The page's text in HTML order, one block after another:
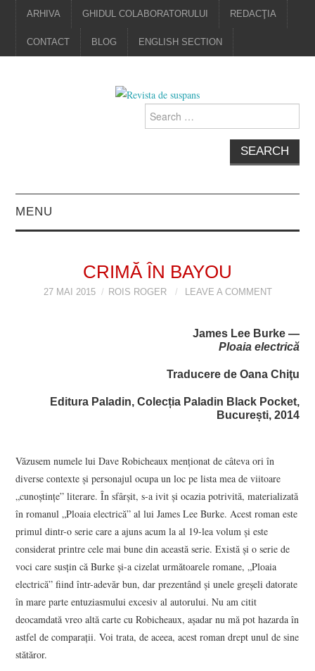
ARHIVA GHIDUL COLABORATORULUI REDACŢIA
CONTACT BLOG ENGLISH SECTION
Search
for:
MENU
NUMĂRUL 48 /
MARTIE 2018
NUMĂRUL 49 /
APRILIE 2018
CRIMĂ ÎN BAYOU
27 MAI 2015 ROIS ROGER LEAVE A COMMENT
James Lee Burke —
Ploaia electrică
Traducere de Oana Chiţu
Editura Paladin, Colecția Paladin Black Pocket,
București, 2014
Văzusem numele lui Dave Robicheaux menţionat de câteva ori în
diverse contexte şi personajul ocupa un loc pe lista mea de viitoare
„cunoştinţe” literare. În sfârşit, s-a ivit şi ocazia potrivită, materializată
în romanul „Ploaia electrică” al lui James Lee Burke. Acest roman este
primul dintr-o serie care a ajuns acum la al 19-lea volum şi este
considerat printre cele mai bune din această serie. Există şi o serie de
voci care susţin că Burke şi-a cizelat următoarele romane, „Ploaia
electrică” fiind într-adevăr bun, dar prezentând şi unele greşeli datorate
în mare parte entuziasmului excesiv al autorului. Nu am citit
deocamdată vreo altă carte cu Robicheaux, aşadar nu mă pot hazarda în
astfel de comparaţii. Voi trata, de aceea, acest roman drept unul de sine
stătăror.